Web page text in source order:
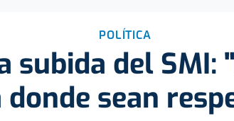
POLÍTICA
subida del SMI:
donde sean